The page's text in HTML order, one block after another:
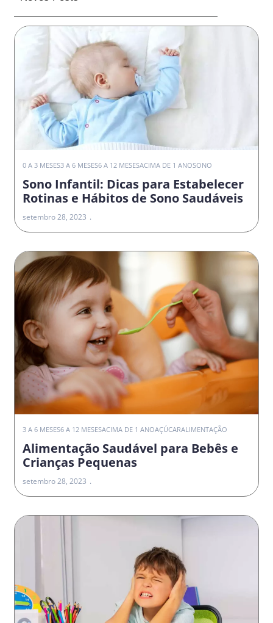
0 A 3 MESES3 A 6 MESES6 A 12 MESESACIMA DE 1 ANOSONO
Sono Infantil: Dicas para Estabelecer
Rotinas e Hábitos de Sono Saudáveis
setembro 28, 2023
3 A 6 MESES6 A 12 MESESACIMA DE 1 ANOAÇÚCARALIMENTAÇÃO
Alimentação Saudável para Bebês e
Crianças Pequenas
setembro 28, 2023